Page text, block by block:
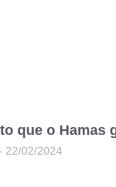
que o Hamas
22/02/2024